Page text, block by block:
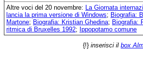
Altre voci del 20 novembre: La Giornata
lancia la prima versione di Windows; Biografia:
Martone; Biografia: Kristian Ghedina; Biografia:
ritmica di Bruxelles 1992; Ippopotamo comune
{!} inserisci il box